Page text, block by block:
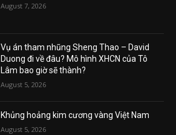
August 7, 2026
Vụ án tham nhũng Sheng Thao – David
Duong đi về đâu? Mô hình XHCN của Tô
Lâm bao giờ sẽ thành?
August 5, 2026
Khủng hoảng kim cương vàng Việt Nam
August 5, 2026